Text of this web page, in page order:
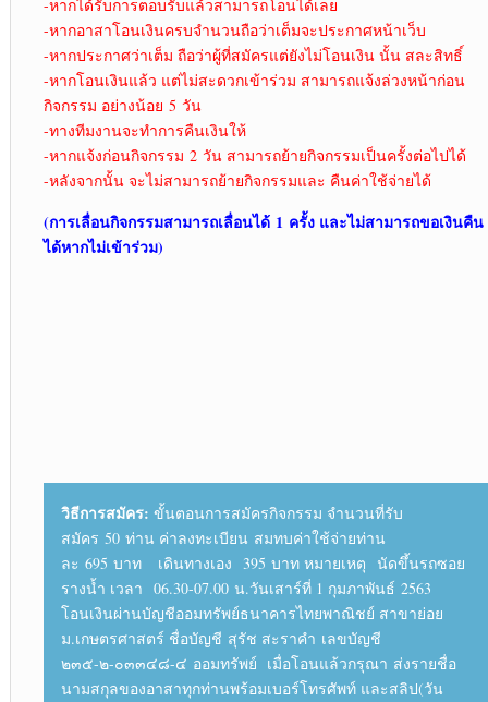
-หากได้รับการตอบรับแล้วสามารถโอนได้เลย
-หากอาสาโอนเงินครบจำนวนถือว่าเต็มจะประกาศหน้าเว็บ
-หากประกาศว่าเต็ม ถือว่าผู้ที่สมัครแต่ยังไม่โอนเงิน นั้น สละสิทธิ์
-หากโอนเงินแล้ว แต่ไม่สะดวกเข้าร่วม สามารถแจ้งล่วงหน้าก่อน
กิจกรรม อย่างน้อย 5 วัน
-ทางทีมงานจะทำการคืนเงินให้
-หากแจ้งก่อนกิจกรรม 2 วัน สามารถย้ายกิจกรรมเป็นครั้งต่อไปได้
-หลังจากนั้น จะไม่สามารถย้ายกิจกรรมและ คืนค่าใช้จ่ายได้
(การเลื่อนกิจกรรมสามารถเลื่อนได้ 1 ครั้ง และไม่สามารถขอเงินคืน
ได้หากไม่เข้าร่วม)
วิธีการสมัคร: ขั้นตอนการสมัครกิจกรรม จำนวนที่รับ
สมัคร 50 ท่าน ค่าลงทะเบียน สมทบค่าใช้จ่ายท่าน
ละ 695 บาท เดินทางเอง 395 บาท หมายเหตุ นัดขึ้นรถซอย
รางน้ำ เวลา 06.30-07.00 น.วันเสาร์ที่ 1 กุมภาพันธ์ 2563
โอนเงินผ่านบัญชีออมทรัพย์ธนาคารไทยพาณิชย์ สาขาย่อย
ม.เกษตรศาสตร์ ชื่อบัญชี สุรัช สะราคำ เลขบัญชี
๒๓๕-๒-๐๓๓๔๘-๔ ออมทรัพย์ เมื่อโอนแล้วกรุณา ส่งรายชื่อ
นามสกุลของอาสาทุกท่านพร้อมเบอร์โทรศัพท์ และสลิป(วัน